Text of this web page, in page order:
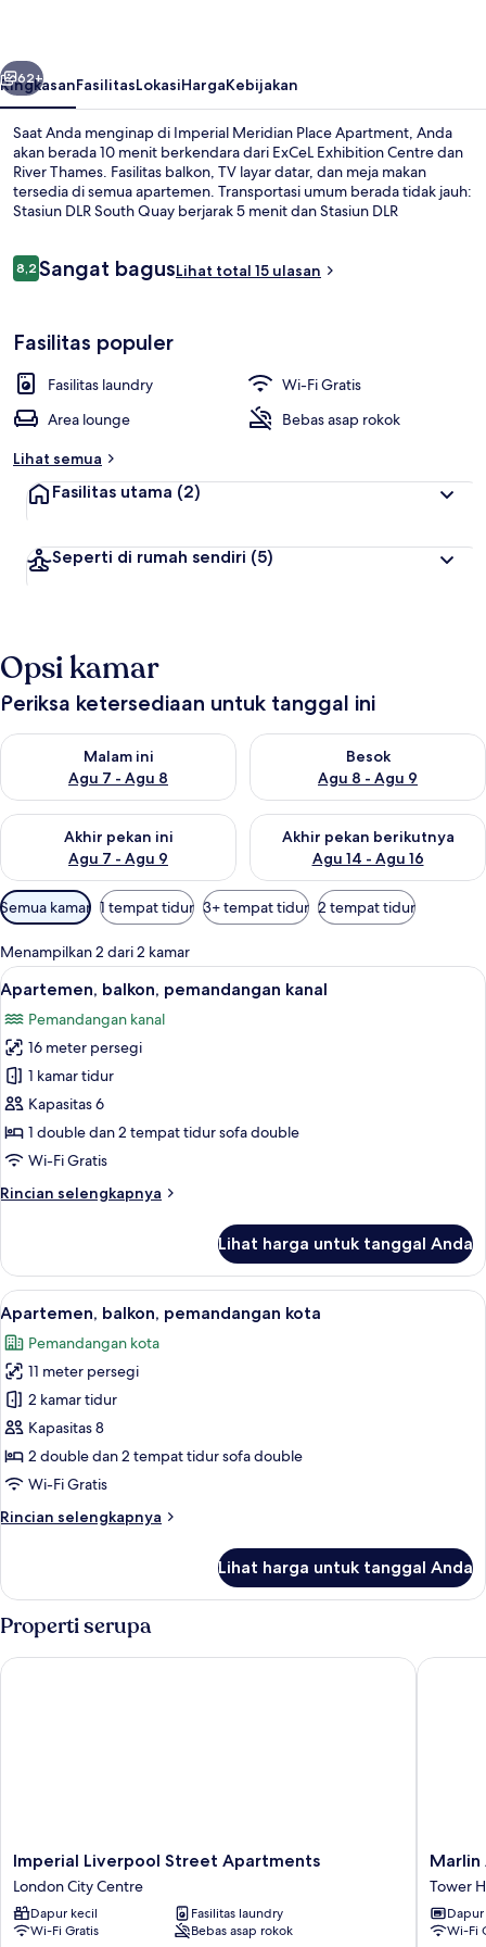
Berikutnya
62+
RingkasanFasilitasLokasiHargaKebijakan
Saat Anda menginap di Imperial Meridian Place Apartment, Anda
akan berada 10 menit berkendara dari ExCeL Exhibition Centre dan
River Thames. Fasilitas balkon, TV layar datar, dan meja makan
tersedia di semua apartemen. Transportasi umum berada tidak jauh:
Stasiun DLR South Quay berjarak 5 menit dan Stasiun DLR
Ulasan
8,28,2 dari 10
Sangat bagusLihat total 15 ulasan
Fasilitas populer
Fasilitas laundry
Wi-Fi Gratis
Area lounge
Bebas asap rokok
Lihat semua
Fasilitas utama (2)
Seperti di rumah sendiri (5)
Opsi kamar
Periksa ketersediaan untuk tanggal ini
Malam ini
Agu 7 - Agu 8
Periksa ketersediaan untuk malam ini Agu 7 - Agu 8
Besok
Agu 8 - Agu 9
Periksa ketersediaan untuk
Akhir pekan ini
Agu 7 - Agu 9
Periksa ketersediaan untuk akhir pekan ini Agu 7 - Agu 9
Akhir pekan berikutnya
Agu 14 - Agu 16
Periksa ketersediaan untuk
Filter
tersedia
untuk
kamar
Semua kamar 1 tempat tidur 3+ tempat tidur 2 tempat tidur
Menampilkan 2 dari 2 kamar
Lihat
semua
foto
untuk
Apartemen,
balkon,
pemandangan
kanal
Apartemen, balkon, pemandangan
30
Apartemen, balkon, pemandangan kanal
Pemandangan kanal
16 meter persegi
1 kamar tidur
Kapasitas 6
1 double dan 2 tempat tidur sofa double
Wi-Fi Gratis
Rincian selengkapnya
Rincian
Apartemen,
balkon,
pemandangan
kanal
Lihat harga untuk tanggal Anda
Lihat
semua
foto
untuk
Apartemen,
balkon,
pemandangan
kota
Apartemen, balkon, pemandangan
29
Apartemen, balkon, pemandangan kota
Pemandangan kota
11 meter persegi
2 kamar tidur
Kapasitas 8
2 double dan 2 tempat tidur sofa double
Wi-Fi Gratis
Rincian selengkapnya
Rincian
Apartemen,
balkon,
pemandangan
kota
Lihat harga untuk tanggal Anda
Properti serupa
Imperial
Liverpool
Street
Apartments
London
Imperial Liverpool Street Apartments
London City Centre
Dapur kecil
Fasilitas laundry
Wi-Fi Gratis
Bebas asap rokok
Imperial Liverpool Street Apartments
Marlin
Aldgate
Tower
Bridge
Tower
Marlin
Tower
Dapur
Wi-Fi
Marlin